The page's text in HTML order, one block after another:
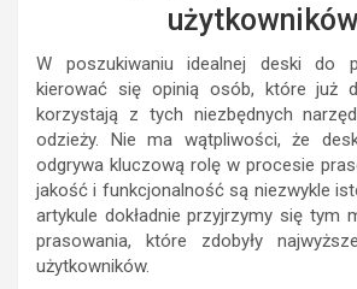
W poszukiwaniu idealnej deski do
kierować się opinią osób, które już
korzystają z tych niezbędnych
odzieży. Nie ma wątpliwości, że
odgrywa kluczową rolę w procesie
jakość i funkcjonalność są niezwykle
artykule dokładnie przyjrzymy się tym
prasowania, które zdobyły
użytkowników.